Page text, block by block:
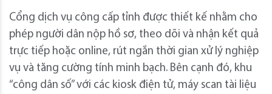
Cổng dịch vụ công cấp tỉnh được thiết kế nhằm cho
phép người dân nộp hồ sơ, theo dõi và nhận kết quả
trực tiếp hoặc online, rút ngắn thời gian xử lý nghiệp
vụ và tăng cường tính minh bạch. Bên cạnh đó, khu
“công dân số” với các kiosk điện tử, máy scan tài liệu